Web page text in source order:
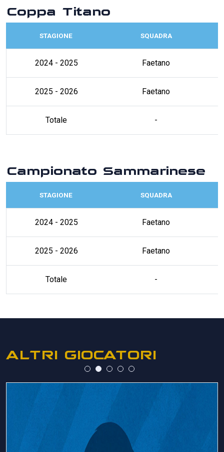
Coppa Titano
STAGIONE SQUADRA
2024 - 2025 Faetano
2025 - 2026 Faetano
Totale -
Campionato Sammarinese
STAGIONE SQUADRA
2024 - 2025 Faetano
2025 - 2026 Faetano
Totale -
ALTRI GIOCATORI